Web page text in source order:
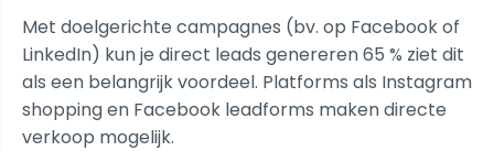
Met doelgerichte campagnes (bv. op Facebook of
LinkedIn) kun je direct leads genereren 65 % ziet dit
als een belangrijk voordeel. Platforms als Instagram
shopping en Facebook leadforms maken directe
verkoop mogelijk.